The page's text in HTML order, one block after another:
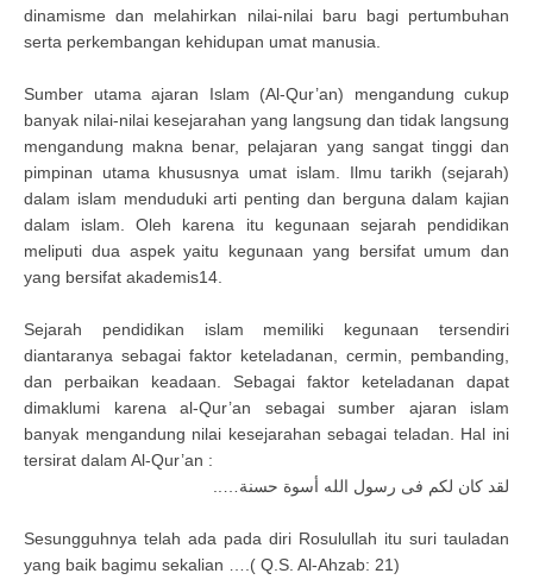
dinamisme dan melahirkan nilai-nilai baru bagi pertumbuhan
serta perkembangan kehidupan umat manusia.
Sumber utama ajaran Islam (Al-Qur’an) mengandung cukup
banyak nilai-nilai kesejarahan yang langsung dan tidak langsung
mengandung makna benar, pelajaran yang sangat tinggi dan
pimpinan utama khususnya umat islam. Ilmu tarikh (sejarah)
dalam islam menduduki arti penting dan berguna dalam kajian
dalam islam. Oleh karena itu kegunaan sejarah pendidikan
meliputi dua aspek yaitu kegunaan yang bersifat umum dan
yang bersifat akademis14.
Sejarah pendidikan islam memiliki kegunaan tersendiri
diantaranya sebagai faktor keteladanan, cermin, pembanding,
dan perbaikan keadaan. Sebagai faktor keteladanan dapat
dimaklumi karena al-Qur’an sebagai sumber ajaran islam
banyak mengandung nilai kesejarahan sebagai teladan. Hal ini
tersirat dalam Al-Qur’an :
‌‌‌‌‌‌‌‌‌‌‌‌‌لقد كان لكم فى رسول الله أسوة حسنة…..
Sesungguhnya telah ada pada diri Rosulullah itu suri tauladan
yang baik bagimu sekalian ….( Q.S. Al-Ahzab: 21)